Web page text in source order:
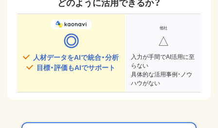
◎
人材データをAIで統合・分析
目標・評価もAIでサポート
△
入力が手間でAI活用に至
らない
具体的な活用事例・ノウ
ハウがない